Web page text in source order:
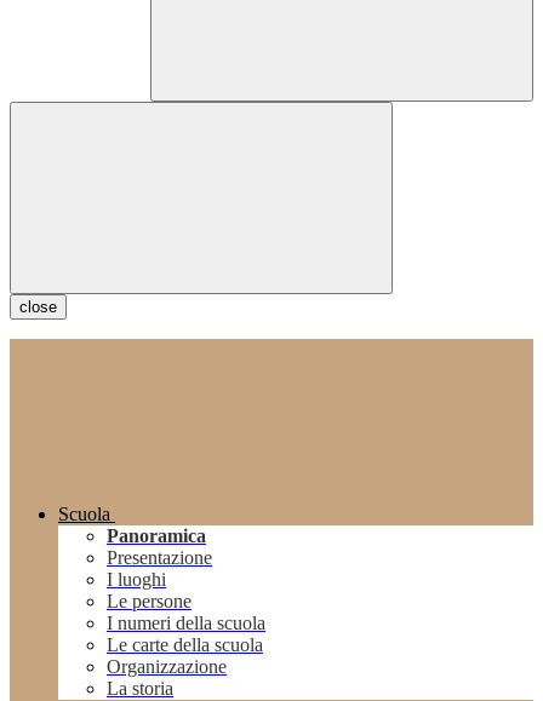
close
Scuola
Panoramica
Presentazione
I luoghi
Le persone
I numeri della scuola
Le carte della scuola
Organizzazione
La storia